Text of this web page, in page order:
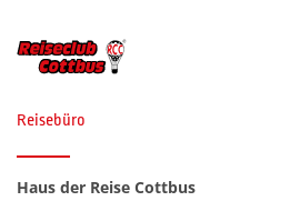
Reisebüro
Haus der Reise Cottbus